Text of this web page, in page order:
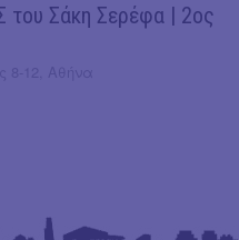
Σάκη Σερέφα | 2ος